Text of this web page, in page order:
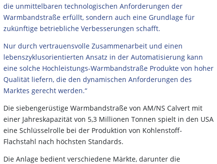
die unmittelbaren technologischen Anforderungen der
Warmbandstraße erfüllt, sondern auch eine Grundlage für
zukünftige betriebliche Verbesserungen schafft.
Nur durch vertrauensvolle Zusammenarbeit und einen
lebenszyklusorientierten Ansatz in der Automatisierung kann
eine solche Hochleistungs-Warmbandstraße Produkte von hoher
Qualität liefern, die den dynamischen Anforderungen des
Marktes gerecht werden.“
Die siebengerüstige Warmbandstraße von AM/NS Calvert mit
einer Jahreskapazität von 5,3 Millionen Tonnen spielt in den USA
eine Schlüsselrolle bei der Produktion von Kohlenstoff-
Flachstahl nach höchsten Standards.
Die Anlage bedient verschiedene Märkte, darunter die